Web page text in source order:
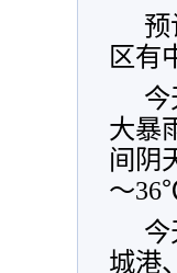
预
区有
今
大暴
间阴
～
今
城港